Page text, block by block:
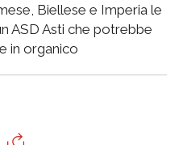
Biellese e Imperia le
ASD Asti che potrebbe
in organico